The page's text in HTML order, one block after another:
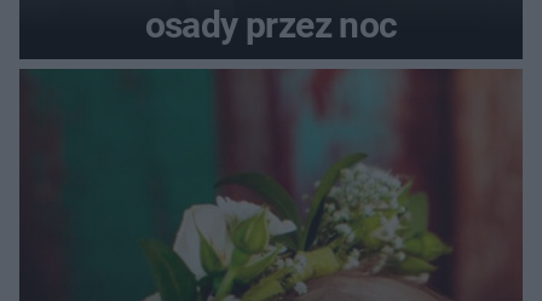
osady przez noc